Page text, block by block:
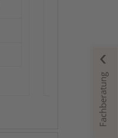
Fachberatung